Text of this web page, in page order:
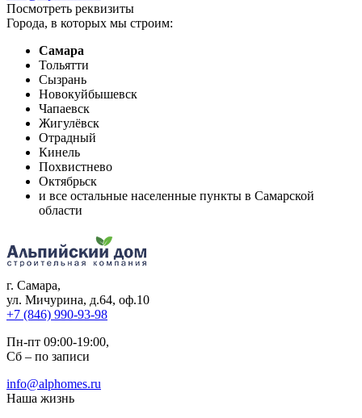
Посмотреть реквизиты
Города, в которых мы строим:
Самара
Тольятти
Сызрань
Новокуйбышевск
Чапаевск
Жигулёвск
Отрадный
Кинель
Похвистнево
Октябрьск
и все остальные населенные пункты в Самарской
области
г. Самара,
ул. Мичурина, д.64, оф.10
+7 (846) 990-93-98
Пн-пт 09:00-19:00,
Сб – по записи
info@alphomes.ru
Наша жизнь